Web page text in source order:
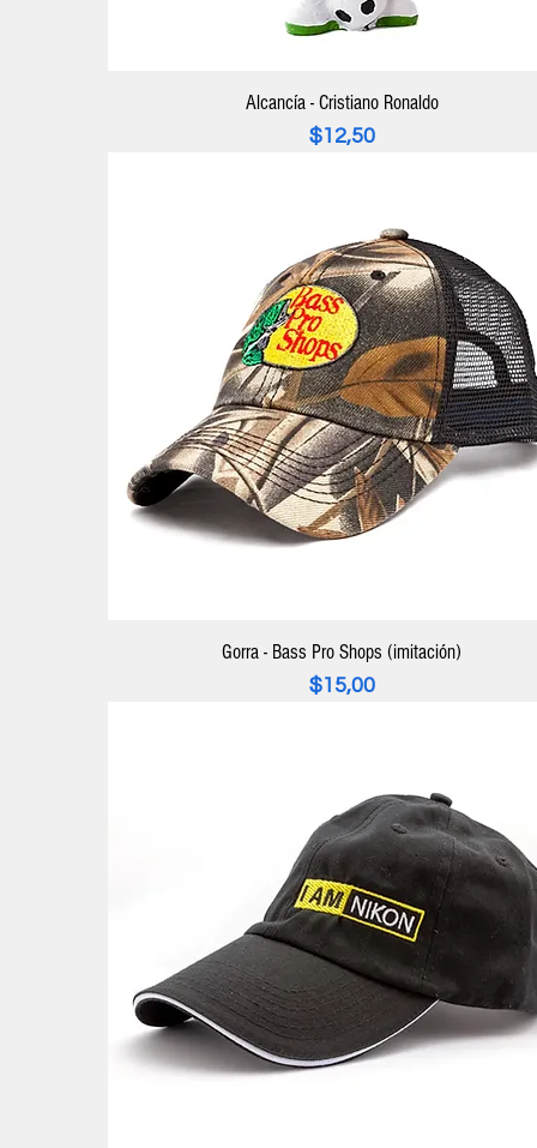
Alcancía - Cristiano Ronaldo
Precio
$12,50
Gorra - Bass Pro Shops (imitación)
Precio
$15,00